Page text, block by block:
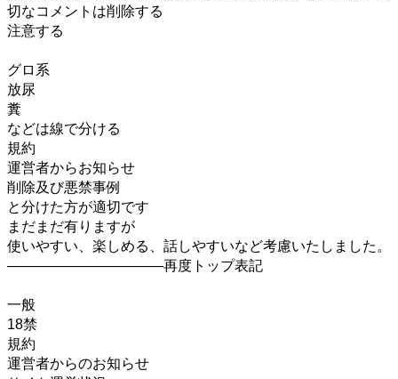
切なコメントは削除する
注意する
グロ系
放尿
糞
などは線で分ける
規約
運営者からお知らせ
削除及び悪禁事例
と分けた方が適切です
まだまだ有りますが
使いやすい、楽しめる、話しやすいなど考慮いたしました。
―――――――――――再度トップ表記
一般
18禁
規約
運営者からのお知らせ